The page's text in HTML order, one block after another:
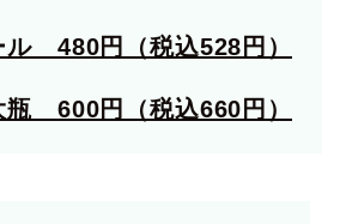
ル 480円（税込528円）
瓶 600円（税込660円）